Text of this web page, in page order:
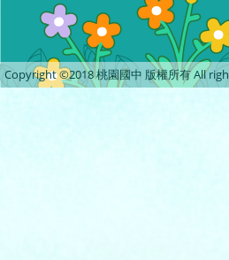
Copyright ©2018 桃園國中 版權所有 All